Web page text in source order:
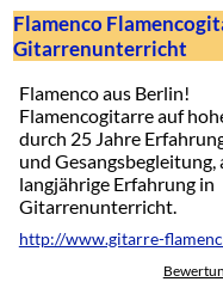
Flamenco
Gitarrenunterricht
Flamenco aus Berlin!
Flamencogitarre auf
durch 25 Jahre
und Gesangsbegleitung,
langjährige Erfahrung in
Gitarrenunterricht.
http://www.gitarre-